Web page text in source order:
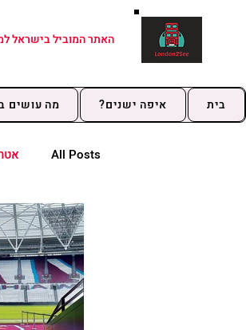
האתר המוביל בישראל
בית איפה ישנים? מה עושים
All Posts
שכונות